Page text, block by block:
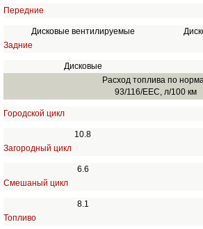
Передние
Дисковые вентилируемые
Задние
Дисковые
Расход топлива по
93/116/EEC, л/100 км
Городской цикл
10.8
Загородный цикл
6.6
Смешаный цикл
8.1
Топливо